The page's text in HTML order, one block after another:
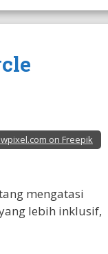
on Freepik
mengatasi
lebih inklusif,